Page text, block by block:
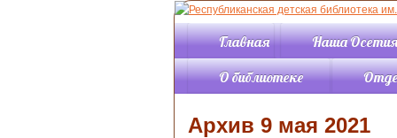
Главная Наша Осетия
О библиотеке
События
Отдел
Архив 9 мая 2021